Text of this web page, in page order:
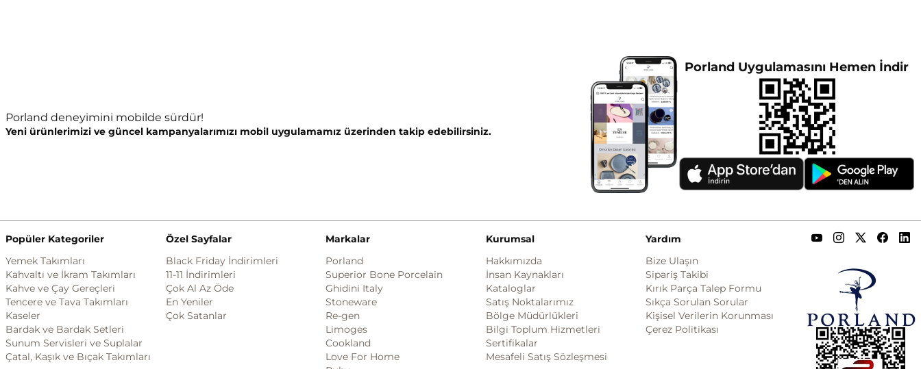
Porland deneyimini mobilde sürdür!
Yeni ürünlerimizi ve güncel kampanyalarımızı mobil uygulamamız üzerinden takip edebilirsiniz.
Porland Uygulamasını Hemen İndir
Popüler Kategoriler
Yemek Takımları
Kahvaltı ve İkram Takımları
Kahve ve Çay Gereçleri
Tencere ve Tava Takımları
Kaseler
Bardak ve Bardak Setleri
Sunum Servisleri ve Suplalar
Çatal, Kaşık ve Bıçak Takımları
Markalar
Porland
Superior Bone Porcelain
Ghidini Italy
Stoneware
Re-gen
Limoges
Cookland
Love For Home
Kurumsal
Hakkımızda
İnsan Kaynakları
Kataloglar
Satış Noktalarımız
Bölge Müdürlükleri
Bilgi Toplum Hizmetleri
Sertifikalar
Mesafeli Satış Sözleşmesi
Yardım
Bize Ulaşın
Sipariş Takibi
Kırık Parça Talep Formu
Sıkça Sorulan Sorular
Kişisel Verilerin Korunması
Çerez Politikası
Özel Sayfalar
Black Friday İndirimleri
11-11 İndirimleri
Çok Al Az Öde
En Yeniler
Çok Satanlar